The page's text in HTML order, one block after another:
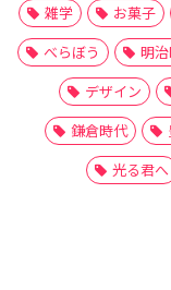
雑学
お菓子
べらぼう
明
デザイン
鎌倉時代
光る君へ